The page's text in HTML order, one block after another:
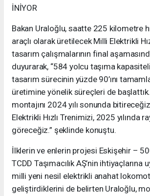
İNİYOR
Bakan Uraloğlu, saatte 225 kilometre
araçlı olarak üretilecek Milli Elektrikli
tasarım çalışmalarının final
duyurarak, “584 yolcu taşıma
tasarım sürecinin yüzde 90’ını
üretimine yönelik süreçleri de
montajını 2024 yılı sonunda
Elektrikli Hızlı Trenimizi, 2025 yılında
göreceğiz.” şeklinde konuştu.
İlklerin ve enlerin projesi Eskişehir –
TCDD Taşımacılık AŞ’nin ihtiyaçlarına
milli yeni nesil elektrikli anahat
geliştirdiklerini de belirten Uraloğlu,